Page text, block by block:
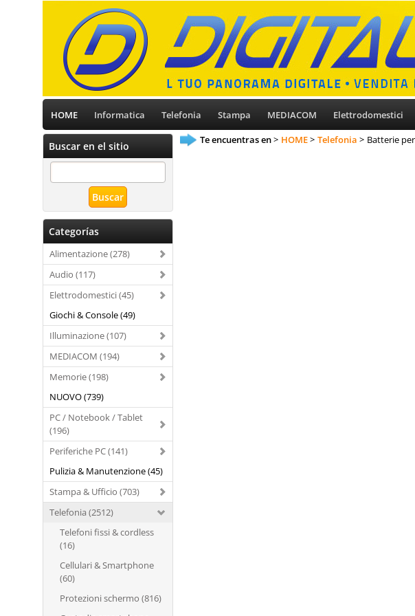
HOME Informatica Telefonia Stampa MEDIACOM Elettrodomestici
Buscar en el sitio
Categorías
Alimentazione (278)
Audio (117)
Elettrodomestici (45)
Giochi & Console (49)
Illuminazione (107)
MEDIACOM (194)
Memorie (198)
NUOVO (739)
PC / Notebook / Tablet
(196)
Periferiche PC (141)
Pulizia & Manutenzione (45)
Stampa & Ufficio (703)
Telefonia (2512)
Telefoni fissi & cordless
(16)
Cellulari & Smartphone
(60)
Protezioni schermo (816)
Te encuentras en HOME Telefonia Batterie